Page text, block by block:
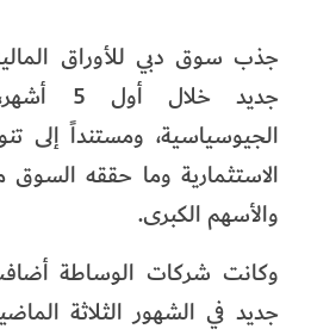
الفرجان
تكنولوجيا
من العالم
الأكثر قراءة
جديد
الجيوسياسية، ومستنداً إلى
الاستثمارية وما حققه
والأسهم الكبرى.
جديد في الشهور الثلاثة